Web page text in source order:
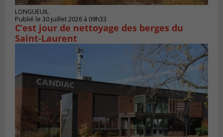
LONGUEUIL
Publié le 30 juillet 2026 à 09h33
C’est jour de nettoyage des berges du
Saint-Laurent